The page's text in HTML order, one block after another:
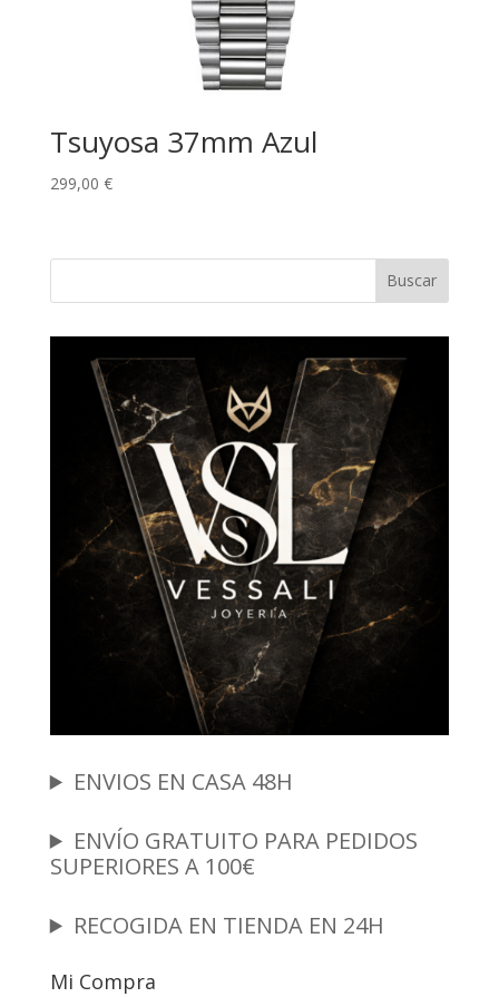
Tsuyosa 37mm Azul
299,00 €
Buscar
ENVIOS EN CASA 48H
ENVÍO GRATUITO PARA PEDIDOS
SUPERIORES A 100€
RECOGIDA EN TIENDA EN 24H
Mi Compra